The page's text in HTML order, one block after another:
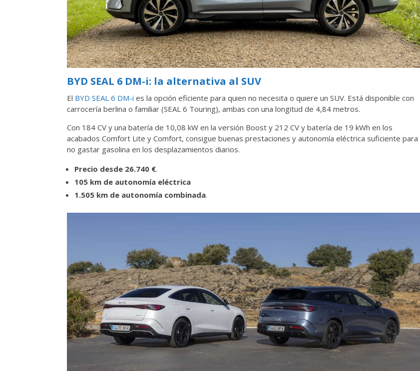
BYD SEAL 6 DM-i: la alternativa al SUV
El BYD SEAL 6 DM-i es la opción eficiente para quien no necesita o quiere un SUV. Está disponible con
carrocería berlina o familiar (SEAL 6 Touring), ambas con una longitud de 4,84 metros.
Con 184 CV y una batería de 10,08 kW en la versión Boost y 212 CV y batería de 19 kWh en los
acabados Comfort Lite y Comfort, consigue buenas prestaciones y autonomía eléctrica suficiente para
no gastar gasolina en los desplazamientos diarios.
Precio desde 26.740 €.
105 km de autonomía eléctrica
1.505 km de autonomía combinada.